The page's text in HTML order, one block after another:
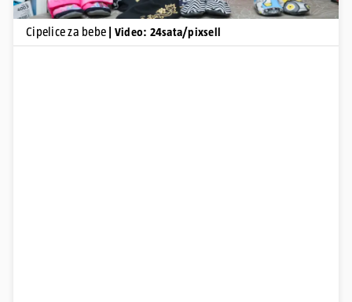
Cipelice za bebe | Video: 24sata/pixsell